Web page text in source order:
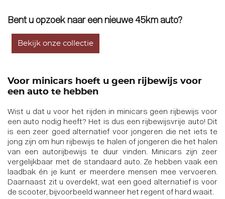
Bent u opzoek naar een nieuwe 45km auto?
Bekijk onze collectie
Voor minicars hoeft u geen rijbewijs voor
een auto te hebben
Wist u dat u voor het rijden in minicars geen rijbewijs voor
een auto nodig heeft? Het is dus een rijbewijsvrije auto! Dit
is een zeer goed alternatief voor jongeren die net iets te
jong zijn om hun rijbewijs te halen of jongeren die het halen
van een autorijbewijs te duur vinden. Minicars zijn zeer
vergelijkbaar met de standaard auto. Ze hebben vaak een
laadbak én je kunt er meerdere mensen mee vervoeren.
Daarnaast zit u overdekt, wat een goed alternatief is voor
de scooter, bijvoorbeeld wanneer het regent of hard waait.